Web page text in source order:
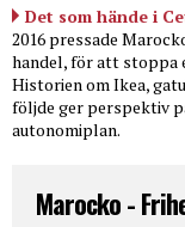
Det som hände i
2016 pressade
handel, för att stoppa
Historien om Ikea,
följde ger perspektiv
autonomiplan.
Marocko -